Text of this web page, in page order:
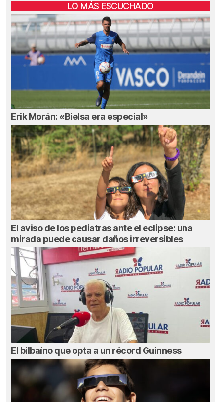
LO MÁS ESCUCHADO
Erik Morán: «Bielsa era especial»
El aviso de los pediatras ante el eclipse: una
mirada puede causar daños irreversibles
El bilbaíno que opta a un récord Guinness